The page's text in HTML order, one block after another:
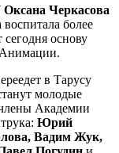
Оксана Черкасова
воспитала более
основу
Анимации.
в Тарусу
молодые
Академии
Юрий
Вадим Жук,